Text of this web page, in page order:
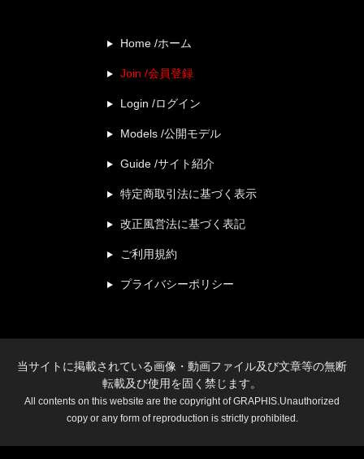
Home /ホーム
Join /会員登録
Login /ログイン
Models /公開モデル
Guide /サイト紹介
特定商取引法に基づく表示
改正風営法に基づく表記
ご利用規約
プライバシーポリシー
当サイトに掲載されている画像・動画ファイル及び文章等の無断
転載及び使用を固く禁じます。
All contents on this website are the copyright of GRAPHIS.Unauthorized
copy or any form of reproduction is strictly prohibited.